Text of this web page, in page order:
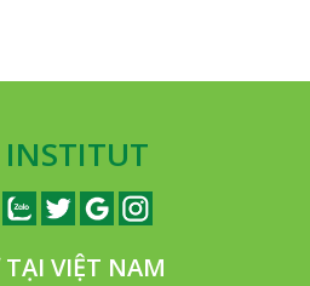
INSTITUT
TẠI VIỆT NAM